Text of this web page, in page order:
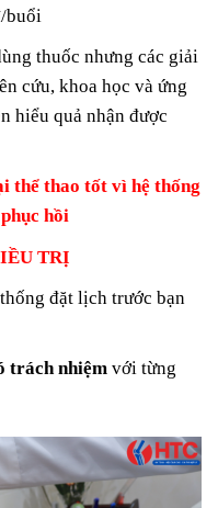
buổi
thuốc nhưng các giải
cứu, khoa học và ứng
hiểu quả nhận được
thể thao tốt vì hệ thống
hồi
TRỊ
đặt lịch trước bạn
trách nhiệm với từng